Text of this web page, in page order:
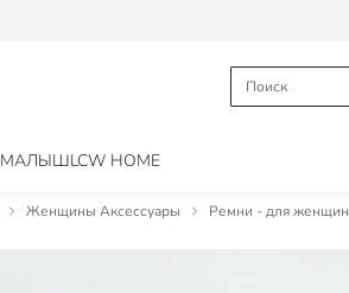
МАЛЫШLCW HOME
Женщины Аксессуары Ремни - для женщин